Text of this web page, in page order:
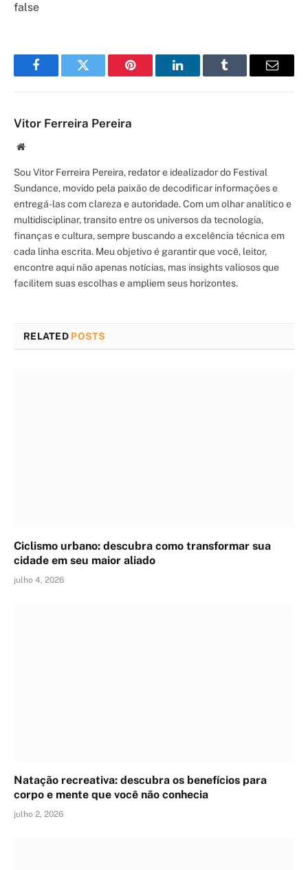
false
FacebookTwitter Pinterest LinkedInTumblr Email
Vitor Ferreira Pereira
Site/Blog
Sou Vitor Ferreira Pereira, redator e idealizador do Festival
Sundance, movido pela paixão de decodificar informações e
entregá-las com clareza e autoridade. Com um olhar analítico e
multidisciplinar, transito entre os universos da tecnologia,
finanças e cultura, sempre buscando a excelência técnica em
cada linha escrita. Meu objetivo é garantir que você, leitor,
encontre aqui não apenas notícias, mas insights valiosos que
facilitem suas escolhas e ampliem seus horizontes.
RELATED POSTS
Ciclismo urbano: descubra como transformar sua
cidade em seu maior aliado
julho 4, 2026
Natação recreativa: descubra os benefícios para
corpo e mente que você não conhecia
julho 2, 2026